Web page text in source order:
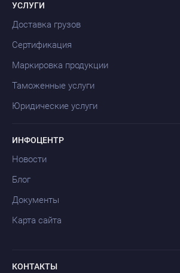
УСЛУГИ
Доставка грузов
Сертификация
Маркировка продукции
Таможенные услуги
Юридические услуги
ИНФОЦЕНТР
Новости
Блог
Документы
Карта сайта
КОНТАКТЫ